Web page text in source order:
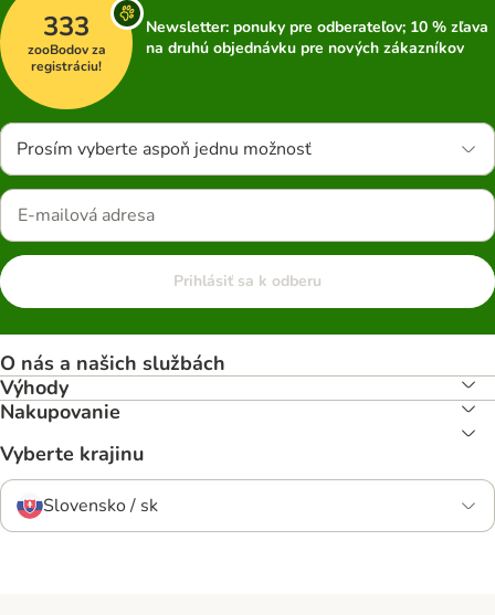
333
zooBodov za
registráciu!
Newsletter: ponuky pre odberateľov; 10 % zľava
na druhú objednávku pre nových zákazníkov
Prosím vyberte aspoň jednu možnosť
Prihlásiť sa k odberu
O nás a našich službách
Výhody
Nakupovanie
Vyberte krajinu
Slovensko / sk